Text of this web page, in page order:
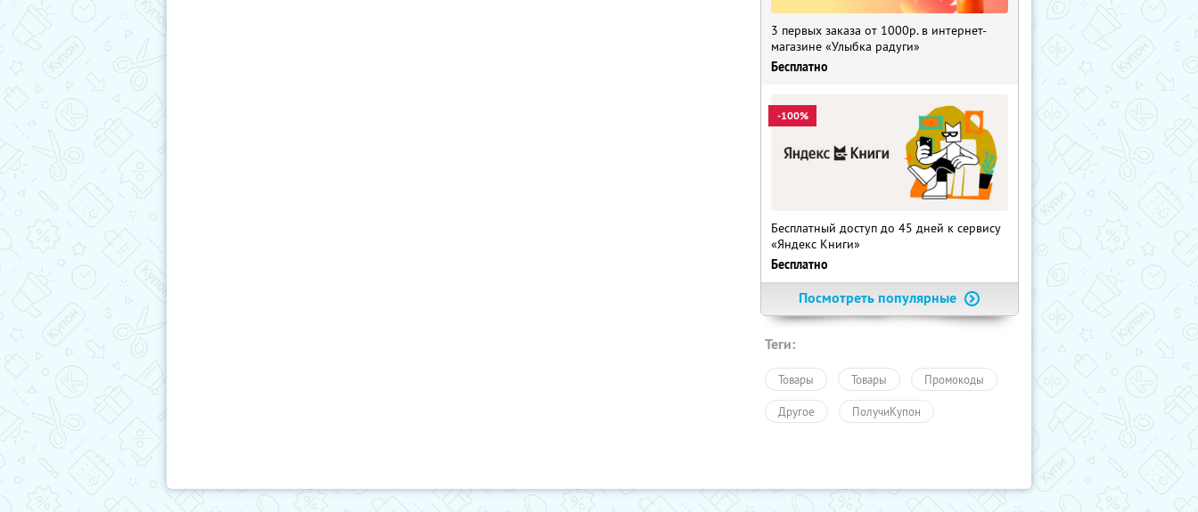
3 первых заказа от 1000р. в интернет-
магазине «Улыбка радуги»
Бесплатно
-100%
Бесплатный доступ до 45 дней к сервису
«Яндекс Книги»
Бесплатно
Посмотреть популярные
Теги:
Товары Товары Промокоды
Другое ПолучиКупон